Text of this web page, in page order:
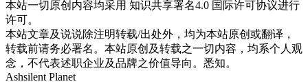
本站一切原创内容均采用 知识共享署名4.0 国际许可协议进行
许可。
本站文章及说说除注明转载/出处外，均为本站原创或翻译，
转载前请务必署名。本站原创及转载之一切内容，均系个人观
念，不代表述职企业及品牌之价值导向。悉知。
Ashsilent Planet